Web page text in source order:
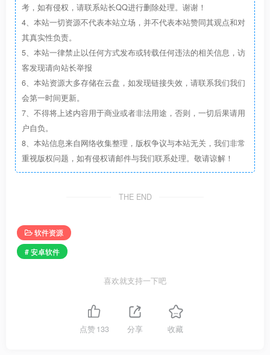
6.新增QQ自动查看原图。
7.为每个功能都添加注解。
8.支持页面白名单。
9.支持模糊匹配、首尾匹配、全匹配。
10.支持联合规则。
11.支持坐标点击。
13.优化内存占用。
16.优化安卓12系统下的一糟糕体验。
考，如有侵权，请联系站长QQ进行删除处理。谢谢！
4、本站一切资源不代表本站立场，并不代表本站赞同其观点和对
其真实性负责。
5、本站一律禁止以任何方式发布或转载任何违法的相关信息，访
客发现请向站长举报
6、本站资源大多存储在云盘，如发现链接失效，请联系我们我们
会第一时间更新。
7、不得将上述内容用于商业或者非法用途，否则，一切后果请用
户自负。
8、本站信息来自网络收集整理，版权争议与本站无关，我们非常
重视版权问题，如有侵权请邮件与我们联系处理。敬请谅解！
THE END
软件资源
# 安卓软件
喜欢就支持一下吧
点赞133 分享 收藏